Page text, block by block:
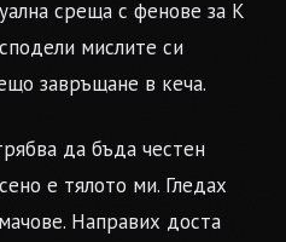
среща с фенове за K
мислите си
завръщане в кеча.
да бъда честен
е тялото ми. Гледах
Направих доста